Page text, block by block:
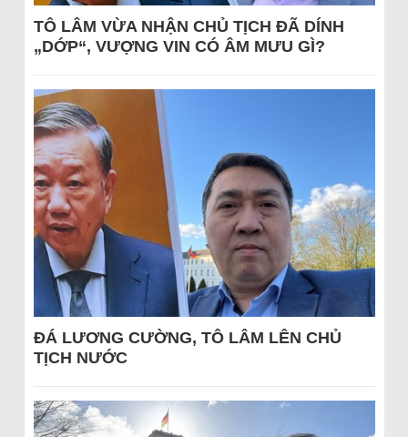
TÔ LÂM VỪA NHẬN CHỦ TỊCH ĐÃ DÍNH
„DỚP“, VƯỢNG VIN CÓ ÂM MƯU GÌ?
ĐÁ LƯƠNG CƯỜNG, TÔ LÂM LÊN CHỦ
TỊCH NƯỚC